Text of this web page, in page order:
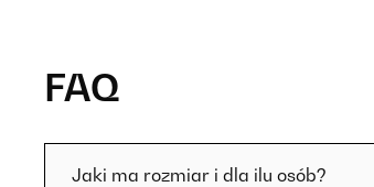
FAQ
Jaki ma rozmiar i dla ilu osób?